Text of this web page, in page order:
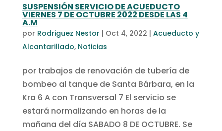
SUSPENSIÓN SERVICIO DE ACUEDUCTO
VIERNES 7 DE OCTUBRE 2022 DESDE LAS 4
A.M
por Rodriguez Nestor | Oct 4, 2022 | Acueducto y
Alcantarillado, Noticias
por trabajos de renovación de tubería de
bombeo al tanque de Santa Bárbara, en la
Kra 6 A con Transversal 7 El servicio se
estará normalizando en horas de la
mañana del día SABADO 8 DE OCTUBRE. Se